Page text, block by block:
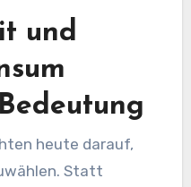
und
heute darauf,
Statt